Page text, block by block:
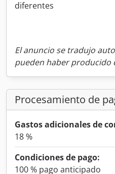
diferentes
El anuncio se tradujo
pueden haber producido
Procesamiento de
Gastos adicionales de
18 %
Condiciones de pago:
100 % pago anticipado